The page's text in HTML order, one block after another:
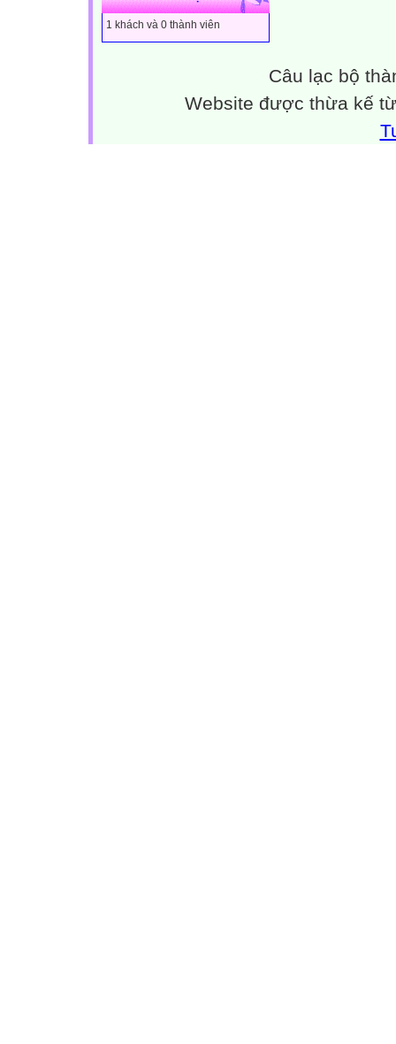
1 khách và 0 thành viên
Câu lạc bộ
Website được thừa kế